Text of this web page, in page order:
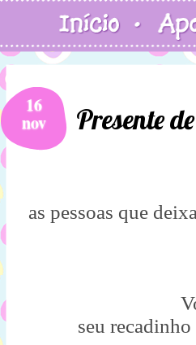
16
nov Presente
as pessoas que
seu recadinho